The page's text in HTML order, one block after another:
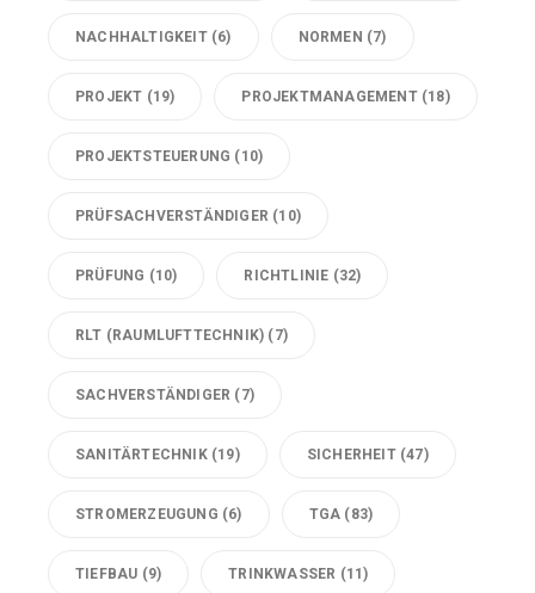
NACHHALTIGKEIT(6) NORMEN (7)
PROJEKT (19) PROJEKTMANAGEMENT(18)
PROJEKTSTEUERUNG (10)
PRÜFSACHVERSTÄNDIGER (10)
PRÜFUNG (10) RICHTLINIE (32)
RLT (RAUMLUFTTECHNIK) (7)
SACHVERSTÄNDIGER (7)
SANITÄRTECHNIK(19) SICHERHEIT(47)
STROMERZEUGUNG (6) TGA (83)
TIEFBAU (9) TRINKWASSER (11)